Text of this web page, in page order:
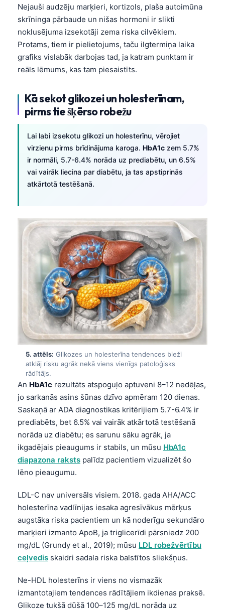
Nejauši audzēju marķieri, kortizols, plaša autoimūna
skrīninga pārbaude un nišas hormoni ir slikti
noklusējuma izsekotāji zema riska cilvēkiem.
Protams, tiem ir pielietojums, taču ilgtermiņa laika
grafiks vislabāk darbojas tad, ja katram punktam ir
reāls lēmums, kas tam piesaistīts.
Kā sekot glikozei un holesterīnam,
pirms tie šķērso robežu
Lai labi izsekotu glikozi un holesterīnu, vērojiet
virzienu pirms brīdinājuma karoga. HbA1c zem 5.7%
ir normāli, 5.7-6.4% norāda uz prediabētu, un 6.5%
vai vairāk liecina par diabētu, ja tas apstiprinās
atkārtotā testēšanā.
5. attēls: Glikozes un holesterīna tendences bieži
atklāj risku agrāk nekā viens vienīgs patoloģisks
rādītājs.
An HbA1c rezultāts atspoguļo aptuveni 8–12 nedēļas,
jo sarkanās asins šūnas dzīvo apmēram 120 dienas.
Saskaņā ar ADA diagnostikas kritērijiem 5.7-6.4% ir
prediabēts, bet 6.5% vai vairāk atkārtotā testēšanā
norāda uz diabētu; es sarunu sāku agrāk, ja
ikgadējais pieaugums ir stabils, un mūsu HbA1c
diapazona raksts palīdz pacientiem vizualizēt šo
lēno pieaugumu.
LDL-C nav universāls visiem. 2018. gada AHA/ACC
holesterīna vadlīnijas iesaka agresīvākus mērķus
augstāka riska pacientiem un kā noderīgu sekundāro
marķieri izmanto ApoB, ja triglicerīdi pārsniedz 200
mg/dL (Grundy et al., 2019); mūsu LDL robežvērtību
ceļvedis skaidri sadala riska balstītos sliekšņus.
Ne-HDL holesterīns ir viens no vismazāk
izmantotajiem tendences rādītājiem ikdienas praksē.
Glikoze tukšā dūšā 100–125 mg/dL norāda uz